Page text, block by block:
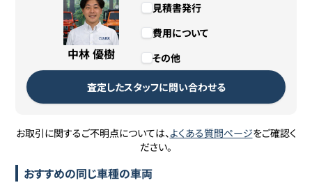
中林 優樹
見積書発行
費用について
その他
査定したスタッフに問い合わせる
お取引に関するご不明点については、よくある質問ページをご確認く
ださい。
おすすめの同じ車種の車両